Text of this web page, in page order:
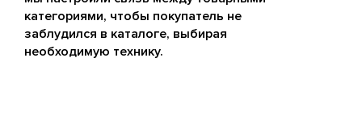
категориями, чтобы покупатель не
заблудился в каталоге, выбирая
необходимую технику.